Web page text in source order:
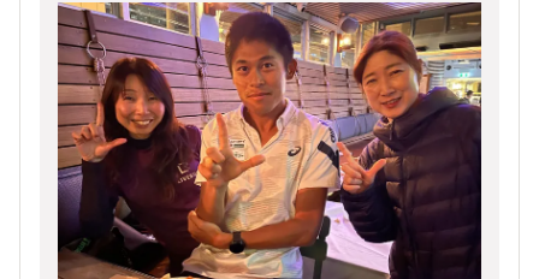
それにしてもサブ4.5なんて夢のまた夢😝 Yoko
ちゃんスゴイわぁ🤩